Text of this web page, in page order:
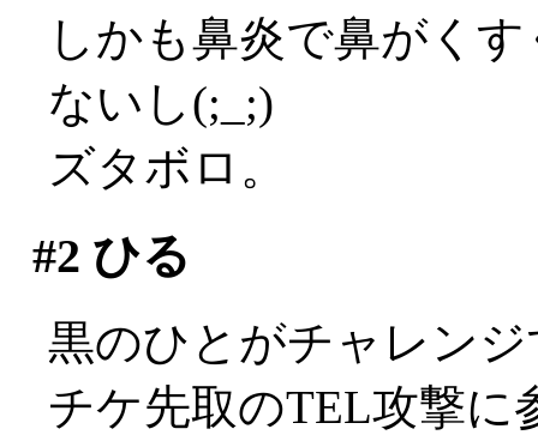
しかも鼻炎で鼻がく
ないし(;_;)
ズタボロ。
#2 ひる
黒のひとがチャレン
チケ先取のTEL攻撃に